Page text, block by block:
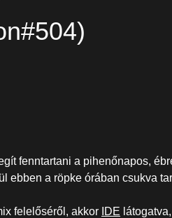
fenntartani a pihenőnapos,
ebben a röpke órában csukva
felelőséről, akkor IDE